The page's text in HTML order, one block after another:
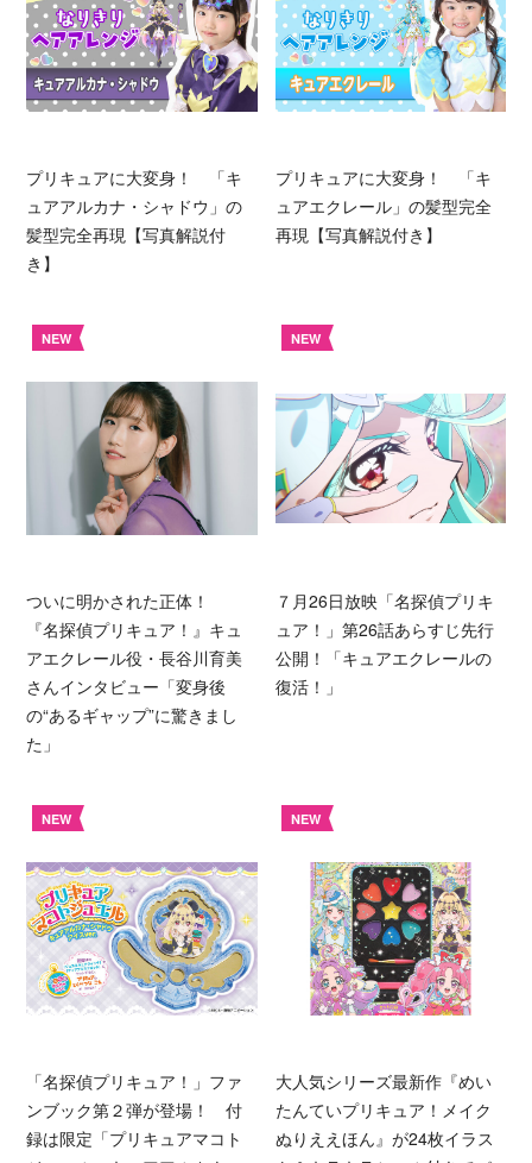
プリキュアに大変身！ 「キ
ュアアルカナ・シャドウ」の
髪型完全再現【写真解説付
き】
プリキュアに大変身！ 「キ
ュアエクレール」の髪型完全
再現【写真解説付き】
NEW
ついに明かされた正体！
『名探偵プリキュア！』キュ
アエクレール役・長谷川育美
さんインタビュー「変身後
の“あるギャップ”に驚きまし
た」
NEW
７月26日放映「名探偵プリキ
ュア！」第26話あらすじ先行
公開！「キュアエクレールの
復活！」
NEW
「名探偵プリキュア！」ファ
ンブック第２弾が登場！ 付
録は限定「プリキュアマコト
NEW
大人気シリーズ最新作『めい
たんていプリキュア！メイク
ぬりええほん』が24枚イラス